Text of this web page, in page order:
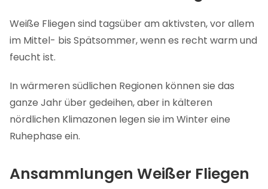
Weiße Fliegen sind tagsüber am aktivsten, vor allem
im Mittel- bis Spätsommer, wenn es recht warm und
feucht ist.
In wärmeren südlichen Regionen können sie das
ganze Jahr über gedeihen, aber in kälteren
nördlichen Klimazonen legen sie im Winter eine
Ruhephase ein.
Ansammlungen Weißer Fliegen